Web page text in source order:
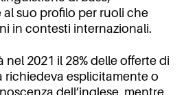
suo profilo per ruoli che
in contesti internazionali.
nel 2021 il 28% delle offerte di
richiedeva esplicitamente o
dell’inglese, mentre